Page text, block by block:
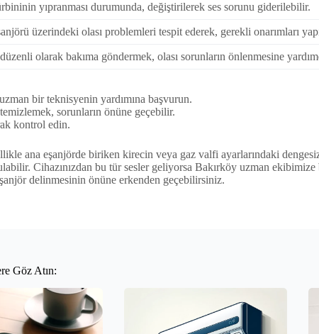
yıpranması durumunda, değiştirilerek ses sorunu giderilebilir.
üzerindeki olası problemleri tespit ederek, gerekli onarımları
olarak bakıma göndermek, olası sorunların önlenmesine
bir teknisyenin yardımına başvurun.
sorunların önüne geçebilir.
kontrol edin.
ana eşanjörde biriken kirecin veya gaz valfi ayarlarındaki
Cihazınızdan bu tür sesler geliyorsa Bakırköy uzman ekibimize
delinmesinin önüne erkenden geçebilirsiniz.
Göz Atın: